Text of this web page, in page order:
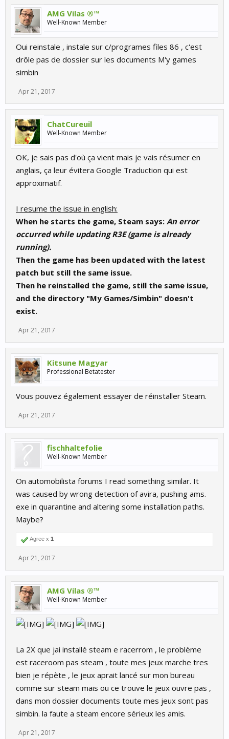
AMG Vilas ®™
Well-Known Member
Oui reinstale , instale sur c/programes files 86 , c'est
drôle pas de dossier sur les documents M'y games
simbin
Apr 21, 2017
ChatCureuil
Well-Known Member
OK, je sais pas d'où ça vient mais je vais résumer en
anglais, ça leur évitera Google Traduction qui est
approximatif.
I resume the issue in english:
When he starts the game, Steam says: An error
occurred while updating R3E (game is already
running).
Then the game has been updated with the latest
patch but still the same issue.
Then he reinstalled the game, still the same issue,
and the directory "My Games/Simbin" doesn't
exist.
Apr 21, 2017
Kitsune Magyar
Professional Betatester
Vous pouvez également essayer de réinstaller Steam.
Apr 21, 2017
fischhaltefolie
Well-Known Member
On automobilista forums I read something similar. It
was caused by wrong detection of avira, pushing ams.
exe in quarantine and altering some installation paths.
Maybe?
Agree x 1
Apr 21, 2017
AMG Vilas ®™
Well-Known Member
La 2X que jai installé steam e racerrom , le problème
est raceroom pas steam , toute mes jeux marche tres
bien je répète , le jeux aprait lancé sur mon bureau
comme sur steam mais ou ce trouve le jeux ouvre pas ,
dans mon dossier documents toute mes jeux sont pas
simbin. la faute a steam encore sérieux les amis.
Apr 21, 2017